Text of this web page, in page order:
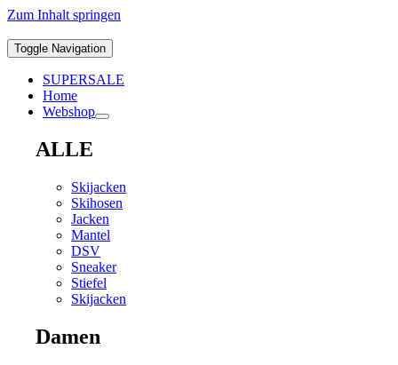
Zum Inhalt springen
Toggle Navigation
SUPERSALE
Home
Webshop
ALLE
Skijacken
Skihosen
Jacken
Mantel
DSV
Sneaker
Stiefel
Skijacken
Damen